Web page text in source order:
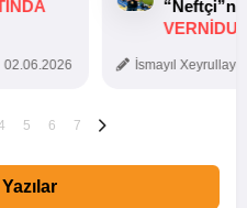
02.06.2026 İsmayıl
5 6 7